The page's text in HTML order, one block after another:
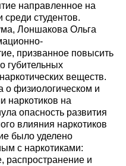
направленное на
студентов.
Лоншакова Ольга
призванное повысить
губительных
веществ.
о физиологическом и
наркотиков на
опасность развития
влияния наркотиков
было уделено
с наркотиками:
распространение и